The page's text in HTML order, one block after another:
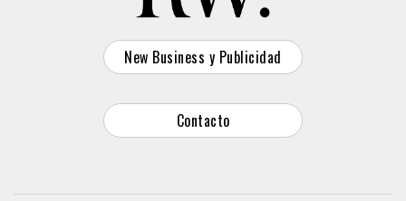
New Business y Publicidad
Contacto